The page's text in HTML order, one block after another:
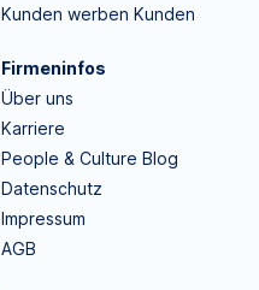
Kunden werben Kunden
Firmeninfos
Über uns
Karriere
People & Culture Blog
Datenschutz
Impressum
AGB